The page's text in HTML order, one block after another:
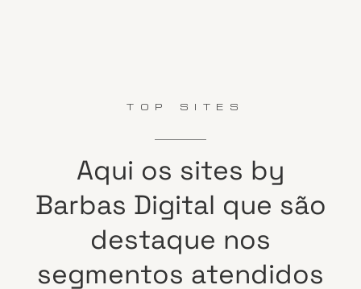
TOP SITES
Aqui os sites by
Barbas Digital que são
destaque nos
segmentos atendidos